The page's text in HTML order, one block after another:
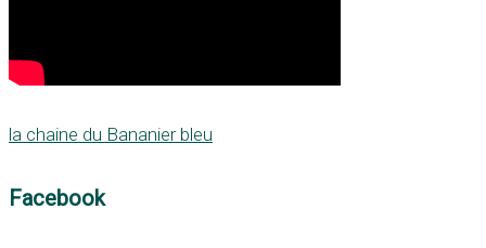
la chaine du Bananier bleu
Facebook